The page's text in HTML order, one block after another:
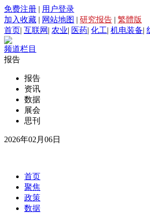
免费注册 | 用户登录
加入收藏 | 网站地图 | 研究报告 | 繁體版
首页| 互联网 | 农业| 医药| 化工| 机电装备|
频道栏目
报告
报告
资讯
数据
展会
思刊
2026年02月06日
首页
聚焦
政策
数据